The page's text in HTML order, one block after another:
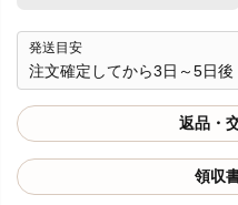
発送目安
注文確定してから3日～5日後
返品・
領収